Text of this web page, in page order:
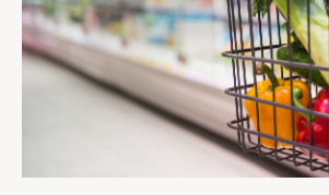
Devenir Membre
Actualités